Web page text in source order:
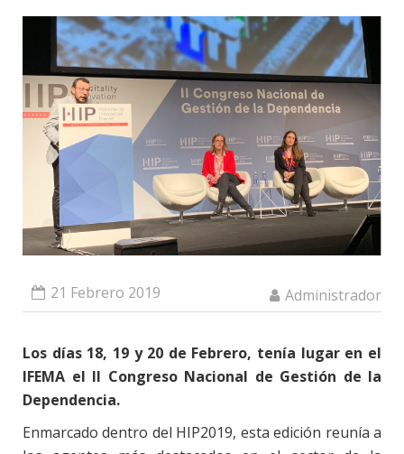
21 Febrero 2019
Los días 18, 19 y 20 de Febrero, tenía lugar en el
IFEMA el II Congreso Nacional de Gestión de la
Dependencia.
Enmarcado dentro del HIP2019, esta edición reunía a
Administrador